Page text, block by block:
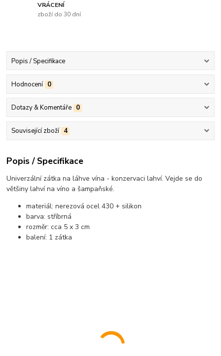
VRÁCENÍ
zboží do 30 dní
Popis / Specifikace
Hodnocení 0
Dotazy & Komentáře 0
Související zboží 4
Popis / Specifikace
Univerzální zátka na láhve vína - konzervaci lahví. Vejde se do
většiny lahví na víno a šampaňské.
materiál: nerezová ocel 430 + silikon
barva: stříbrná
rozměr: cca 5 x 3 cm
balení: 1 zátka